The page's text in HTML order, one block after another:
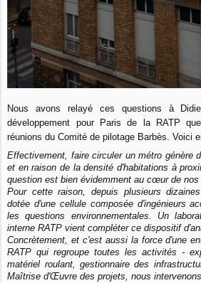
Nous avons relayé ces questions à
développement pour Paris de la RATP
réunions du Comité de pilotage Barbès. Voici
Effectivement, faire circuler un métro génère
et en raison de la densité d'habitations à
question est bien évidemment au cœur de nos
Pour cette raison, depuis plusieurs
dotée d'une cellule composée d'ingénieurs
les questions environnementales. Un
interne RATP vient compléter ce dispositif
Concrètement, et c'est aussi la force d'une
RATP qui regroupe toutes les activités -
matériel roulant, gestionnaire des
Maîtrise d'Œuvre des projets, nous